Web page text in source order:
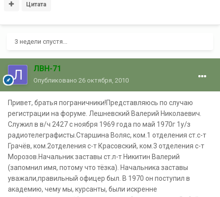
Цитата
3 недели спустя...
ЛВН-71
Опубликовано 26 октября, 2010
Привет, братья пограничники!Представляюсь по случаю
регистрации на форуме. Лешневский Валерий Николаевич.
Служил в в/ч 2427 с ноября 1969 года по май 1970г 1у/з
радиотелеграфисты.Старшина Воляс, ком.1 отделения ст.с-т
Грачёв, ком.2отделения с-т Красовский, ком.3 отделения с-т
Морозов.Начальник заставы ст.л-т Никитин Валерий
(запомнил имя, потому что тёзка). Начальника заставы
уважали,правильный офицер был. В 1970 он поступил в
академию, чему мы, курсанты, были искренне